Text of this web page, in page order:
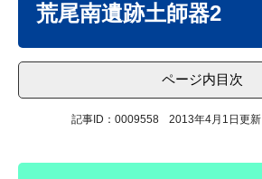
荒尾南遺跡土師器2
ページ内目次
記事ID：0009558 2013年4月1日更新